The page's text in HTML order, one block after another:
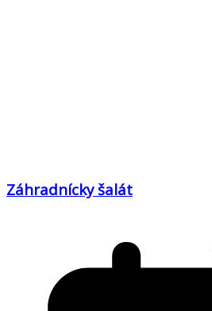
Záhradnícky šalát